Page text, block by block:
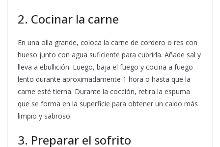
2. Cocinar la carne
En una olla grande, coloca la carne de cordero o res con
hueso junto con agua suficiente para cubrirla. Añade sal y
lleva a ebullición. Luego, baja el fuego y cocina a fuego
lento durante aproximadamente 1 hora o hasta que la
carne esté tierna. Durante la cocción, retira la espuma
que se forma en la superficie para obtener un caldo más
limpio y sabroso.
3. Preparar el sofrito